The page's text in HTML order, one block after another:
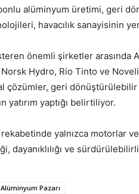
alüminyum üretimi, geri
havacılık sanayisinin
önemli şirketler arasında
Hydro, Rio Tinto ve
çözümler, geri
yaptığı belirtiliyor.
rekabetinde yalnızca motorlar
dayanıklılığı ve
Alüminyum Pazarı